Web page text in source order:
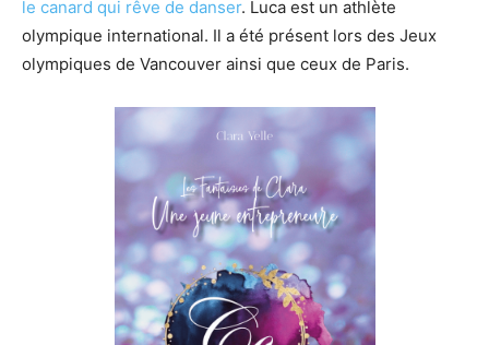
le canard qui rêve de danser. Luca est un athlète
olympique international. Il a été présent lors des Jeux
olympiques de Vancouver ainsi que ceux de Paris.